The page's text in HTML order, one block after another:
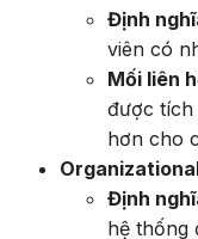
Định
viên có
Mối liên
được
hơn cho
Định
hệ thống